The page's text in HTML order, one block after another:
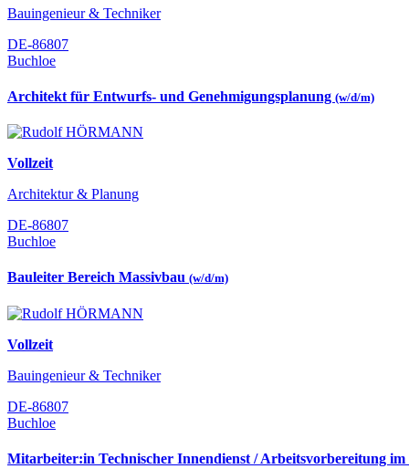
Bauingenieur & Techniker
DE-86807
Buchloe
Architekt für Entwurfs- und Genehmigungsplanung (w/d/m)
Vollzeit
Architektur & Planung
DE-86807
Buchloe
Bauleiter Bereich Massivbau (w/d/m)
Vollzeit
Bauingenieur & Techniker
DE-86807
Buchloe
Mitarbeiter:in Technischer Innendienst / Arbeitsvorbereitung im